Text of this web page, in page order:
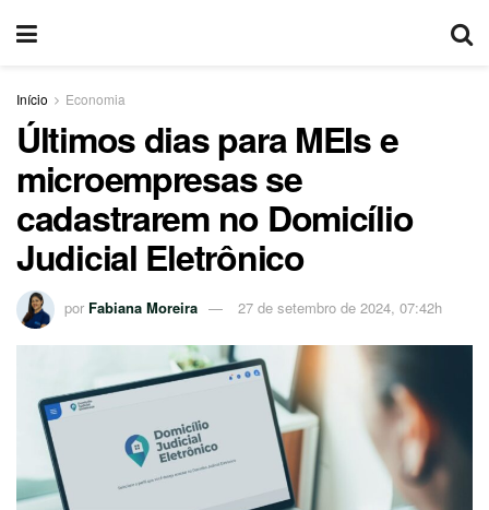
Início Economia
Últimos dias para MEIs e
microempresas se
cadastrarem no Domicílio
Judicial Eletrônico
por Fabiana Moreira 27 de setembro de 2024, 07:42h